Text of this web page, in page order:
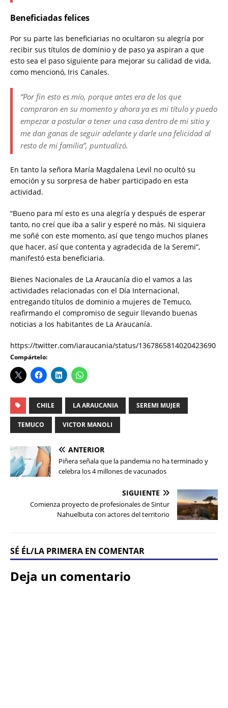
Beneficiadas felices
Por su parte las beneficiarias no ocultaron su alegría por
recibir sus títulos de dominio y de paso ya aspiran a que
esto sea el paso siguiente para mejorar su calidad de vida,
como mencionó, Iris Canales.
“Por fin esto es mío, porque antes era de los que
compraron en su momento y ahora ya es mi título y puedo
empezar a postular a tener una casa dentro de mi sitio y
me dan ganas de seguir adelante y darle una felicidad al
resto de mi familia”, puntualizó.
En tanto la señora María Magdalena Levil no ocultó su
emoción y su sorpresa de haber participado en esta
actividad.
“Bueno para mí esto es una alegría y después de esperar
tanto, no creí que iba a salir y esperé no más. Ni siquiera
me soñé con este momento, así que tengo muchos planes
que hacer, así que contenta y agradecida de la Seremi”,
manifestó esta beneficiaria.
Bienes Nacionales de La Araucanía dio el vamos a las
actividades relacionadas con el Día Internacional,
entregando títulos de dominio a mujeres de Temuco,
reafirmando el compromiso de seguir llevando buenas
noticias a los habitantes de La Araucanía.
https://twitter.com/iaraucania/status/1367865814020423690
Compártelo:
CHILE LA ARAUCANIA SEREMI MUJER
TEMUCO VICTOR MANOLI
ANTERIOR
Piñera señala que la pandemia no ha terminado y
celebra los 4 millones de vacunados
SIGUIENTE
Comienza proyecto de profesionales de Sintur
Nahuelbuta con actores del territorio
SÉ ÉL/LA PRIMERA EN COMENTAR
Deja un comentario